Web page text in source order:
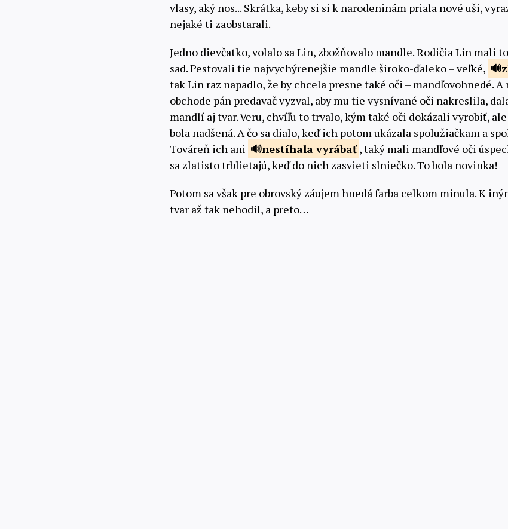
vlasy, aký nos... Skrátka, keby si si k narodeninám priala nové uši,
nejaké ti zaobstarali.
Jedno dievčatko, volalo sa Lin, zbožňovalo mandle. Rodičia Lin mali
sad. Pestovali tie najvychýrenejšie mandle široko-ďaleko – veľké,
tak Lin raz napadlo, že by chcela presne také oči – mandľovohnedé.
obchode pán predavač vyzval, aby mu tie vysnívané oči nakreslila,
mandlí aj tvar. Veru, chvíľu to trvalo, kým také oči dokázali vyrobiť,
bola nadšená. A čo sa dialo, keď ich potom ukázala spolužiačkam a
Továreň ich ani
nestíhalavyrábať , taký mali mandľové oči
sa zlatisto trblietajú, keď do nich zasvieti slniečko. To bola novinka!
Potom sa však pre obrovský záujem hnedá farba celkom minula. K
tvar až tak nehodil, a preto…